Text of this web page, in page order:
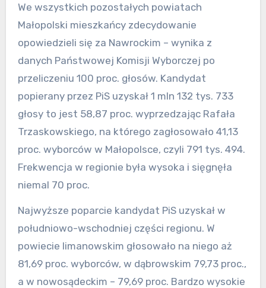
We wszystkich pozostałych powiatach
Małopolski mieszkańcy zdecydowanie
opowiedzieli się za Nawrockim – wynika z
danych Państwowej Komisji Wyborczej po
przeliczeniu 100 proc. głosów. Kandydat
popierany przez PiS uzyskał 1 mln 132 tys. 733
głosy to jest 58,87 proc. wyprzedzając Rafała
Trzaskowskiego, na którego zagłosowało 41,13
proc. wyborców w Małopolsce, czyli 791 tys. 494.
Frekwencja w regionie była wysoka i sięgnęła
niemal 70 proc.
Najwyższe poparcie kandydat PiS uzyskał w
południowo-wschodniej części regionu. W
powiecie limanowskim głosowało na niego aż
81,69 proc. wyborców, w dąbrowskim 79,73 proc.,
a w nowosądeckim – 79,69 proc. Bardzo wysokie